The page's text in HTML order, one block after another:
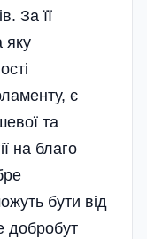
За її
яку
є
та
на благо
бути від
добробут